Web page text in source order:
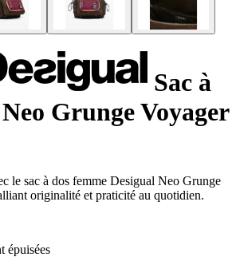
Sac à
Grunge Voyager
le sac à dos femme Desigual Neo Grunge
originalité et praticité au quotidien.
épuisées